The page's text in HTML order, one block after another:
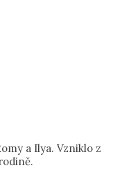
a Ilya. Vzniklo z